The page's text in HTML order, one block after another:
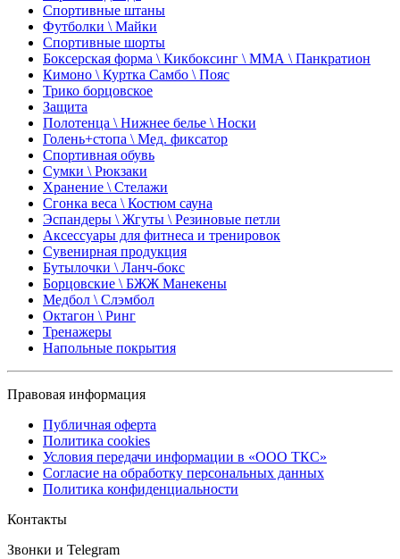
Спортивные штаны
Футболки \ Майки
Спортивные шорты
Боксерская форма \ Кикбоксинг \ ММА \ Панкратион
Кимоно \ Куртка Самбо \ Пояс
Трико борцовское
Защита
Полотенца \ Нижнее белье \ Носки
Голень+стопа \ Мед. фиксатор
Спортивная обувь
Сумки \ Рюкзаки
Хранение \ Стелажи
Сгонка веса \ Костюм сауна
Эспандеры \ Жгуты \ Резиновые петли
Аксессуары для фитнеса и тренировок
Сувенирная продукция
Бутылочки \ Ланч-бокс
Борцовские \ БЖЖ Манекены
Медбол \ Слэмбол
Октагон \ Ринг
Тренажеры
Напольные покрытия
Правовая информация
Публичная оферта
Политика cookies
Условия передачи информации в «ООО ТКС»
Согласие на обработку персональных данных
Политика конфиденциальности
Контакты
Звонки и Telegram